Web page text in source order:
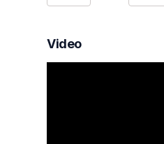
Video